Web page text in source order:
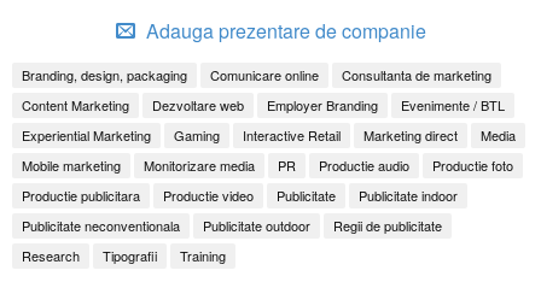
Adauga prezentare de companie
Branding, design, packaging Comunicare online
Consultanta de marketing
Content Marketing
Dezvoltare web Employer Branding
Evenimente / BTL
Experiential Marketing
Gaming Interactive Retail Marketing direct
Media
Mobile marketing
Monitorizare media PR Productie audio
Productie foto
Productie publicitara
Productie video Publicitate
Publicitate indoor
Publicitate neconventionala
Publicitate outdoor
Regii de publicitate
Research
Tipografii Training